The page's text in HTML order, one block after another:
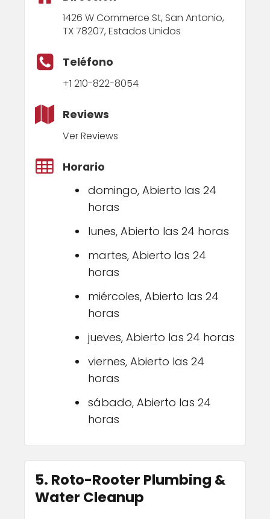
1426 W Commerce St, San Antonio,
TX 78207, Estados Unidos
Teléfono
+1 210-822-8054
Reviews
Ver Reviews
Horario
domingo, Abierto las 24
horas
lunes, Abierto las 24 horas
martes, Abierto las 24
horas
miércoles, Abierto las 24
horas
jueves, Abierto las 24 horas
viernes, Abierto las 24
horas
sábado, Abierto las 24
horas
5. Roto-Rooter Plumbing &
Water Cleanup